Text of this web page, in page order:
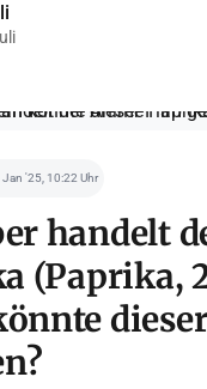
Jan '25, 10:22 Uhr
handelt
(Paprika,